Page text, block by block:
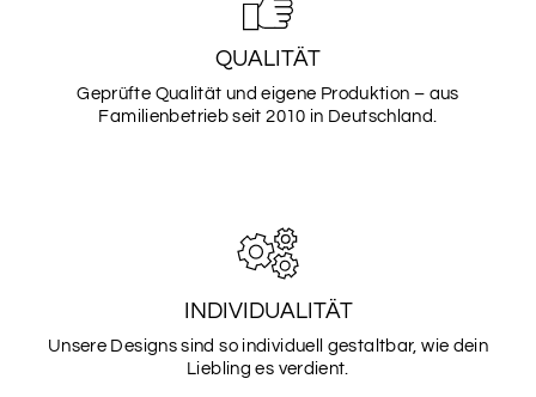
QUALITÄT
Geprüfte Qualität und eigene Produktion – aus
Familienbetrieb seit 2010 in Deutschland.
INDIVIDUALITÄT
Unsere Designs sind so individuell gestaltbar, wie dein
Liebling es verdient.